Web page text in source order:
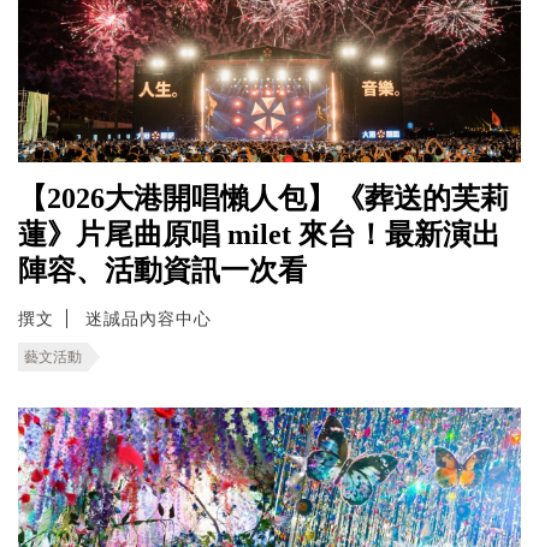
【2026大港開唱懶人包】《葬送的芙莉
蓮》片尾曲原唱 milet 來台！最新演出
陣容、活動資訊一次看
撰文 迷誠品內容中心
藝文活動